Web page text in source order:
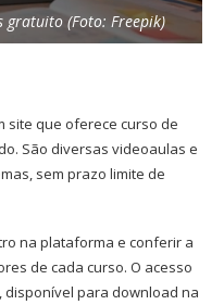
gratuito (Foto: Freepik)
site que oferece curso de
São diversas videoaulas e
sem prazo limite de
na plataforma e conferir a
de cada curso. O acesso
para download na